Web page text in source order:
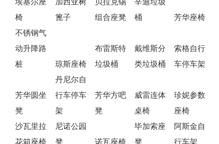
埃塞尔座
椅
加西亚树
篦子
贝拉克锡
组合座凳
辛迪垃圾
桶
芳华座椅
不锈钢气
动升降路
桩
琼斯座椅
布雷斯特
垃圾桶
戴维斯分
类垃圾桶
索格自行
车停车架
芳华圆坐
凳
丹尼尔自
行车停车
架
芳华方吧
凳
威雷连体
桌椅
珍妮参数
座椅
沙瓦里拉
花箱座椅
尼诺公园
凳
诺瓦座椅
毕加索座
凳
阿斯金自
行车架